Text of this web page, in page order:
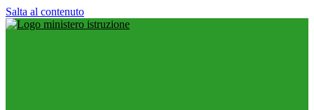
Salta al contenuto